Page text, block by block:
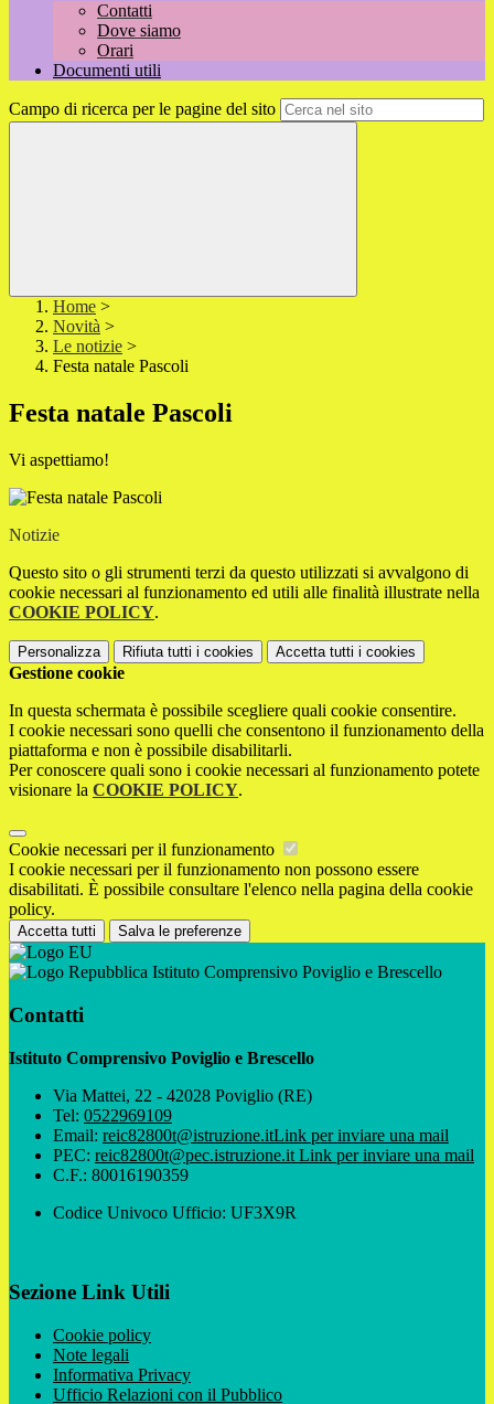
Contatti
Dove siamo
Orari
Documenti utili
Campo di ricerca per le pagine del sito
Home >
Novità >
Le notizie >
Festa natale Pascoli
Festa natale Pascoli
Vi aspettiamo!
Notizie
Questo sito o gli strumenti terzi da questo utilizzati si avvalgono di
cookie necessari al funzionamento ed utili alle finalità illustrate nella
COOKIE POLICY.
Personalizza Rifiuta tutti i cookies Accetta tutti i cookies
Gestione cookie
In questa schermata è possibile scegliere quali cookie consentire.
I cookie necessari sono quelli che consentono il funzionamento della
piattaforma e non è possibile disabilitarli.
Per conoscere quali sono i cookie necessari al funzionamento potete
visionare la COOKIE POLICY.
Cookie necessari per il funzionamento
I cookie necessari per il funzionamento non possono essere
disabilitati. È possibile consultare l'elenco nella pagina della cookie
policy.
Accetta tutti Salva le preferenze
Istituto Comprensivo Poviglio e Brescello
Contatti
Istituto Comprensivo Poviglio e Brescello
Via Mattei, 22 - 42028 Poviglio (RE)
Tel: 0522969109
Email: reic82800t@istruzione.itLink per inviare una mail
PEC: reic82800t@pec.istruzione.it Link per inviare una mail
C.F.: 80016190359
Codice Univoco Ufficio: UF3X9R
Sezione Link Utili
Cookie policy
Note legali
Informativa Privacy
Ufficio Relazioni con il Pubblico